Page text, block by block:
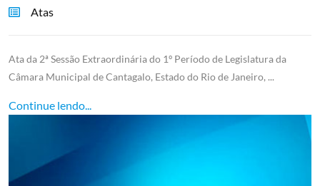
Atas
Ata da 2ª Sessão Extraordinária do 1º Período de Legislatura da
Câmara Municipal de Cantagalo, Estado do Rio de Janeiro, ...
Continue lendo...